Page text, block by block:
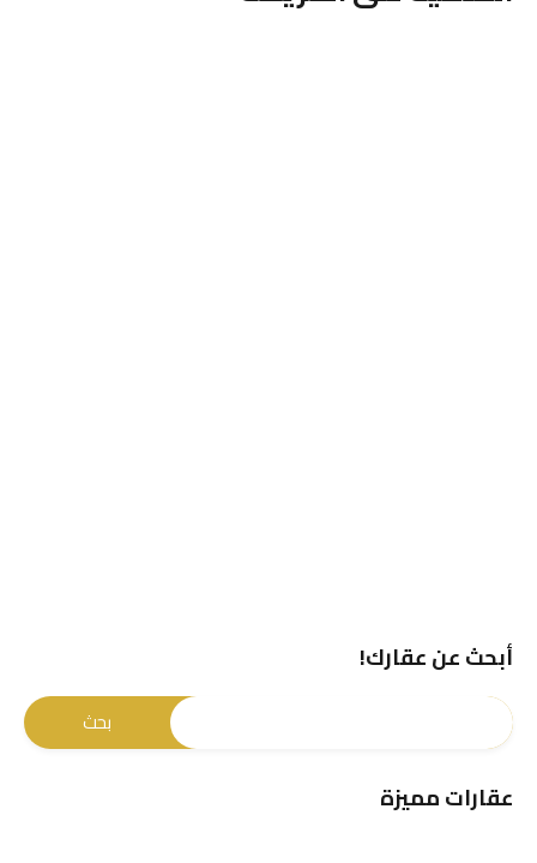
أبحث عن عقارك!
عقارات مميزة